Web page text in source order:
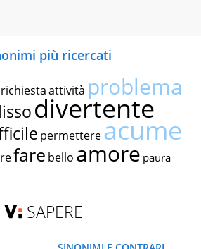
più ricercati
richiestaattività problema
divertente
permettereacume
fare bello amore paura
SAPERE